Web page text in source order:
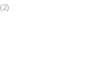
(2)